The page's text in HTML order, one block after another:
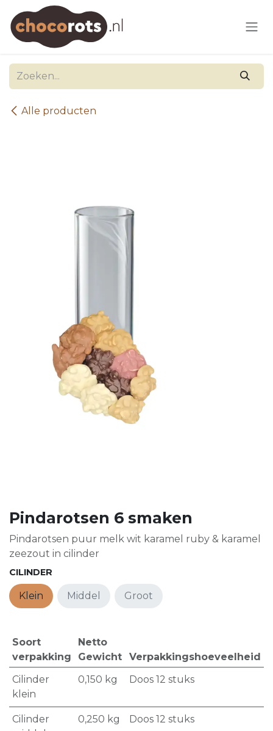
Overslaan naar inhoud
Alle producten
Pindarotsen 6 smaken
Pindarotsen puur melk wit karamel ruby & karamel
zeezout in cilinder
CILINDER
Klein Middel Groot
Soort
verpakking
Netto
Gewicht
Verpakkingshoeveelheid
Cilinder
klein
0,150 kg Doos 12 stuks
Cilinder
0,250 kg Doos 12 stuks